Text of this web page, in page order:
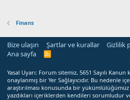
Finans
Bize ulaşın Şartlar ve kurallar Gizlilik
Ana sayfa
R
Yasal Uyarı: Forum sitemiz, 5651 Sayılı Kanun
onaylanmış bir Yer Sağlayıcıdır. Bu nedenle
araştırılması konusunda bir
yazdıkları içeriklerden kendileri sorumludur